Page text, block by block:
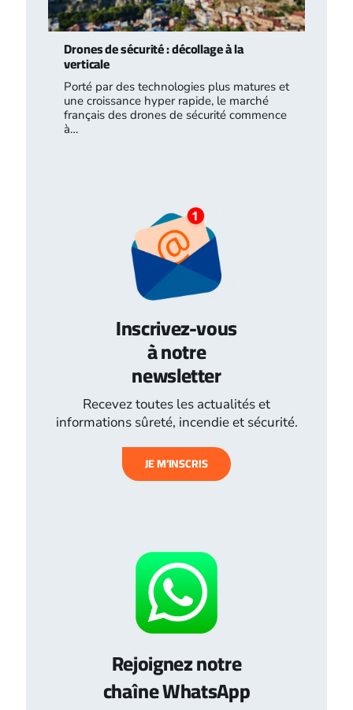
Drones de sécurité : décollage à la
verticale
Porté par des technologies plus matures et
une croissance hyper rapide, le marché
français des drones de sécurité commence
à…
Inscrivez-vous
à notre
newsletter
Recevez toutes les actualités et
informations sûreté, incendie et sécurité.
JE M’INSCRIS
Rejoignez notre
chaîne WhatsApp